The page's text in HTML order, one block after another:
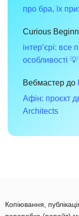
про бра, їх
Curious
інтер’єрі:
особливості 💡
Вебмастер до
Афін: проєкт
Architects
Копіювання,